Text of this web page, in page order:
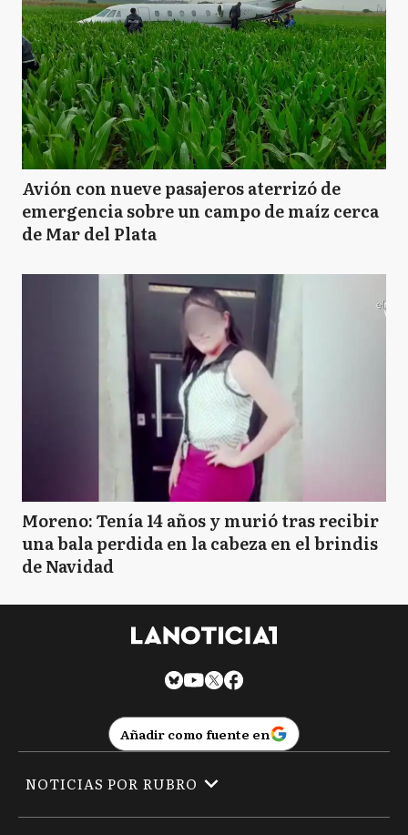
Avión con nueve pasajeros aterrizó de
emergencia sobre un campo de maíz cerca
de Mar del Plata
Moreno: Tenía 14 años y murió tras recibir
una bala perdida en la cabeza en el brindis
de Navidad
Añadir como fuente en
NOTICIAS POR RUBRO